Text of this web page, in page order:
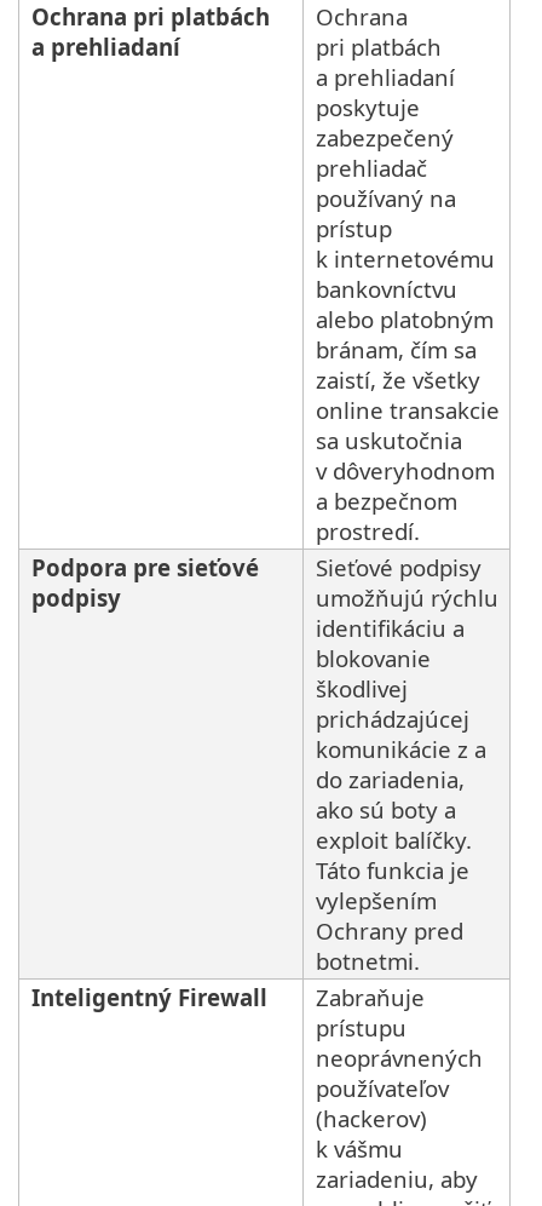
Ochrana pri platbách
a prehliadaní
Ochrana
pri platbách
a prehliadaní
poskytuje
zabezpečený
prehliadač
používaný na
prístup
k internetovému
bankovníctvu
alebo platobným
bránam, čím sa
zaistí, že všetky
online transakcie
sa uskutočnia
v dôveryhodnom
a bezpečnom
prostredí.
Podpora pre sieťové
podpisy
Sieťové podpisy
umožňujú rýchlu
identifikáciu a
blokovanie
škodlivej
prichádzajúcej
komunikácie z a
do zariadenia,
ako sú boty a
exploit balíčky.
Táto funkcia je
vylepšením
Ochrany pred
botnetmi.
Inteligentný Firewall
Zabraňuje
prístupu
neoprávnených
používateľov
(hackerov)
k vášmu
zariadeniu, aby